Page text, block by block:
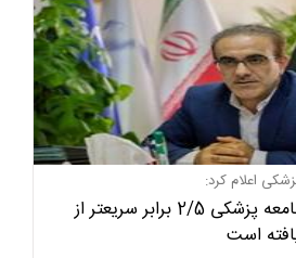
اعلام کرد:
فقر در بین اعضای جامعه پزشکی 2/5 برابر سریعتر از
است